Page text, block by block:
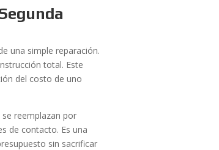
una simple reparación.
total. Este
del costo de uno
reemplazan por
de contacto. Es una
sin sacrificar